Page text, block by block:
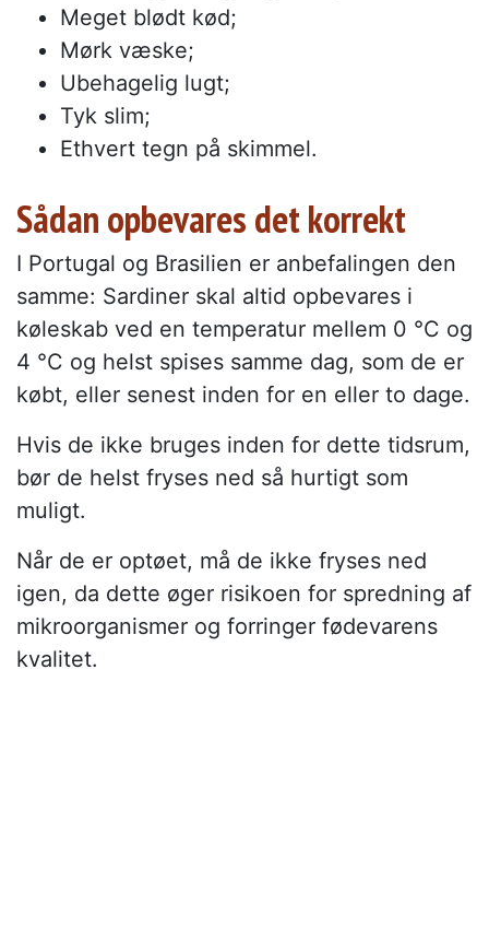
Meget blødt kød;
Mørk væske;
Ubehagelig lugt;
Tyk slim;
Ethvert tegn på skimmel.
Sådan opbevares det korrekt
I Portugal og Brasilien er anbefalingen den
samme: Sardiner skal altid opbevares i
køleskab ved en temperatur mellem 0 °C og
4 °C og helst spises samme dag, som de er
købt, eller senest inden for en eller to dage.
Hvis de ikke bruges inden for dette tidsrum,
bør de helst fryses ned så hurtigt som
muligt.
Når de er optøet, må de ikke fryses ned
igen, da dette øger risikoen for spredning af
mikroorganismer og forringer fødevarens
kvalitet.